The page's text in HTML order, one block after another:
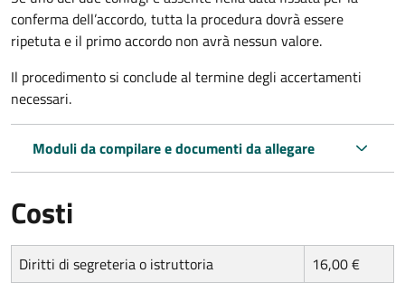
conferma dell’accordo, tutta la procedura dovrà essere
ripetuta e il primo accordo non avrà nessun valore.
Il procedimento si conclude al termine degli accertamenti
necessari.
Moduli da compilare e documenti da allegare
Costi
Diritti di segreteria o istruttoria 16,00 €